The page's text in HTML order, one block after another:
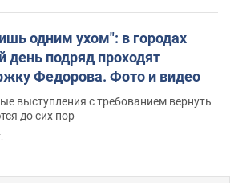
одним ухом": в городах
день подряд проходят
Федорова. Фото и видео
выступления с требованием вернуть
до сих пор